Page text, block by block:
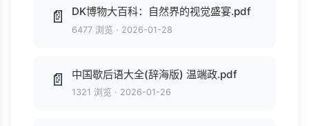
📄 DK博物大百科：自然界的视觉盛宴.pdf
6477 浏览 · 2026-01-28
📄 中国歇后语大全(辞海版) 温端政.pdf
1321 浏览 · 2026-01-26